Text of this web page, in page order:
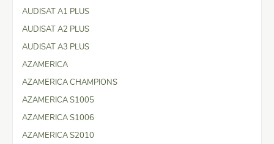
AUDISAT A1 PLUS
AUDISAT A2 PLUS
AUDISAT A3 PLUS
AZAMERICA
AZAMERICA CHAMPIONS
AZAMERICA S1005
AZAMERICA S1006
AZAMERICA S2010